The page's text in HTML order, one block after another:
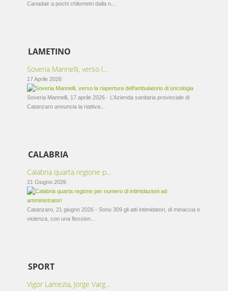
Canadair a pochi chilometri dalla n...
LAMETINO
Soveria Mannelli, verso l...
17 Aprile 2026
Soveria Mannelli, 17 aprile 2026 - L’Azienda sanitaria provinciale di
Catanzaro annuncia la riattiva...
CALABRIA
Calabria quarta regione p...
21 Giugno 2026
Catanzaro, 21 giugno 2026 - Sono 309 gli atti intimidatori, di minaccia e
violenza, con una flession...
SPORT
Vigor Lamezia, Jorge Varg...